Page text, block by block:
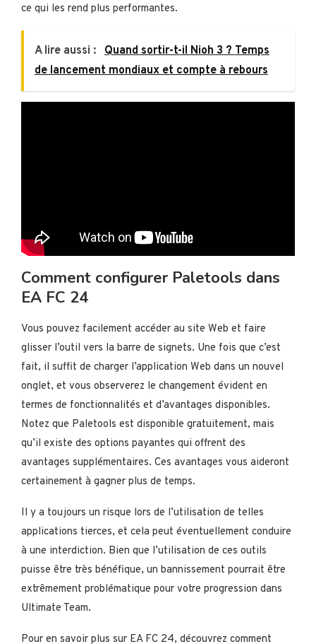
ce qui les rend plus performantes.
A lire aussi :
Quand sortir-t-il Nioh 3 ? Temps
de lancement mondiaux et compte à rebours
Comment configurer Paletools dans
EA FC 24
Vous pouvez facilement accéder au site Web et faire
glisser l’outil vers la barre de signets. Une fois que c’est
fait, il suffit de charger l’application Web dans un nouvel
onglet, et vous observerez le changement évident en
termes de fonctionnalités et d’avantages disponibles.
Notez que Paletools est disponible gratuitement, mais
qu’il existe des options payantes qui offrent des
avantages supplémentaires. Ces avantages vous aideront
certainement à gagner plus de temps.
Il y a toujours un risque lors de l’utilisation de telles
applications tierces, et cela peut éventuellement conduire
à une interdiction. Bien que l’utilisation de ces outils
puisse être très bénéfique, un bannissement pourrait être
extrêmement problématique pour votre progression dans
Ultimate Team.
Pour en savoir plus sur EA FC 24, découvrez comment